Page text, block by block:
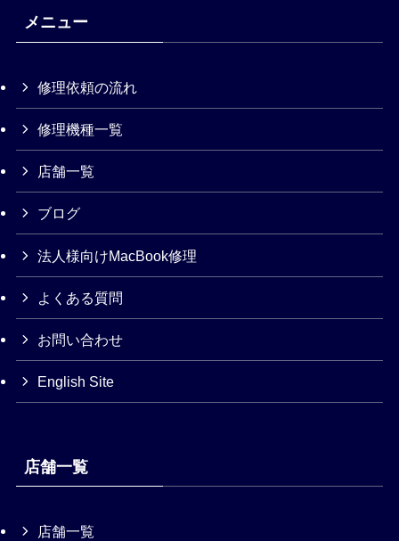
メニュー
修理依頼の流れ
修理機種一覧
店舗一覧
ブログ
法人様向けMacBook修理
よくある質問
お問い合わせ
English Site
店舗一覧
店舗一覧